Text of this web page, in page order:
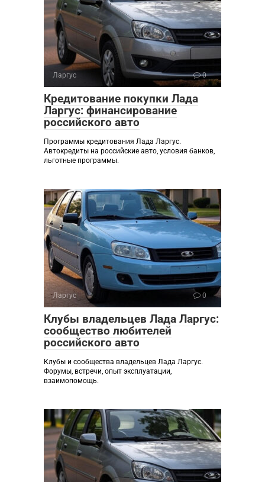
Ларгус 0
Кредитование покупки Лада
Ларгус: финансирование
российского авто
Программы кредитования Лада Ларгус.
Автокредиты на российские авто, условия банков,
льготные программы.
Ларгус 0
Клубы владельцев Лада Ларгус:
сообщество любителей
российского авто
Клубы и сообщества владельцев Лада Ларгус.
Форумы, встречи, опыт эксплуатации,
взаимопомощь.